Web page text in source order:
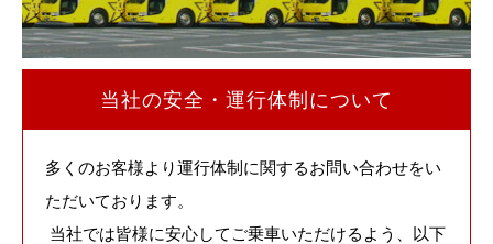
当社の安全・運行体制について
多くのお客様より運行体制に関するお問い合わせをい
ただいております。
当社では皆様に安心してご乗車いただけるよう、以下